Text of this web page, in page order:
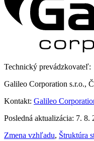
Technický prevádzkovateľ:
Galileo Corporation s.r.o.,
Kontakt: Galileo
Posledná aktualizácia: 7. 8.
Zmena vzhľadu, Štruktúra